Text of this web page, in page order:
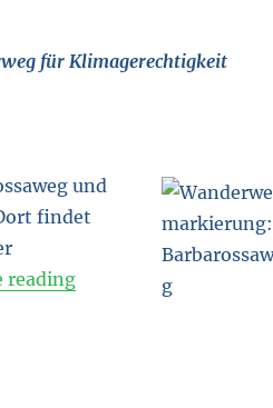
für Klimagerechtigkeit
und
findet
reading“Sa 21.10.17, 3.